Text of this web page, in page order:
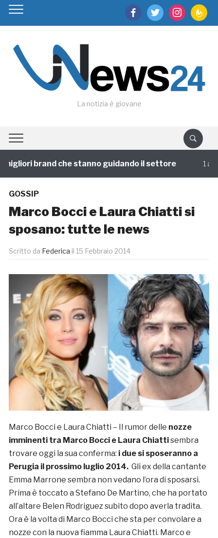
facebooktwitter instagram
La notizia è giovane
brand che stanno guidando il settore 1 annofa
GOSSIP
Marco Bocci e Laura Chiatti si
sposano: tutte le news
Scritto da Federica il 15 Febbraio 2014
Marco Bocci e Laura Chiatti – Il rumor delle nozze
imminenti tra Marco Bocci e Laura Chiattisembra
trovare oggi la sua conferma: i due si sposeranno a
Perugia il prossimo luglio 2014.Gli ex della cantante
Emma Marrone sembra non vedano l’ora di sposarsi.
Prima è toccato a Stefano De Martino, che ha portato
all’altare Belen Rodriguez subito dopo averla tradita.
Ora è la volta di Marco Bocci che sta per convolare a
nozze con la nuova fiamma Laura Chiatti. Marco e